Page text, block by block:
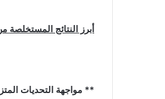
أبرز النتائج
** مواجهة التحديات